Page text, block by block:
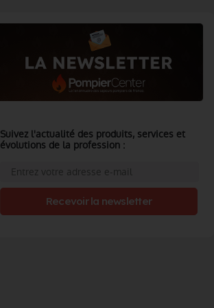
Suivez l'actualité des produits, services et
évolutions de la profession :
Recevoir la newsletter